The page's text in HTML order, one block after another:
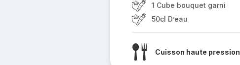
1 Cube bouquet garni
50cl D’eau
Cuisson haute pression